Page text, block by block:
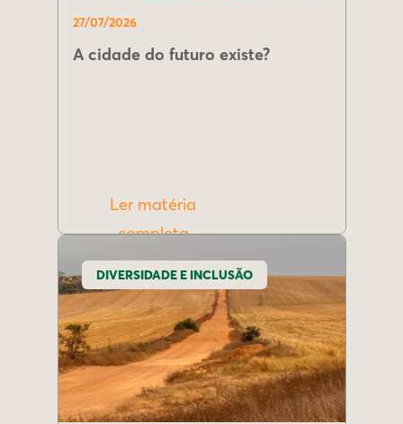
27/07/2026
A cidade do futuro existe?
Ler matéria
completa
DIVERSIDADE E INCLUSÃO